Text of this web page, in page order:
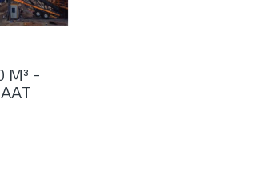
M³ –